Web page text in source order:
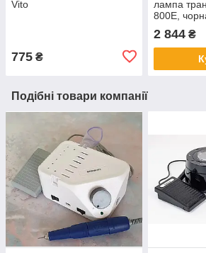
Vito
775 ₴
лампа
800E,
2 844₴
Подібні товари компанії